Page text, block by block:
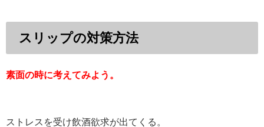
スリップの対策方法
素面の時に考えてみよう。
ストレスを受け飲酒欲求が出てくる。